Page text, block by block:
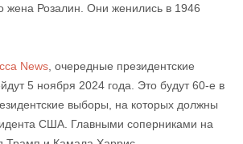
жена Розалин. Они женились в 1946
News, очередные президентские
5 ноября 2024 года. Это будут 60-е в
выборы, на которых должны
США. Главными соперниками на